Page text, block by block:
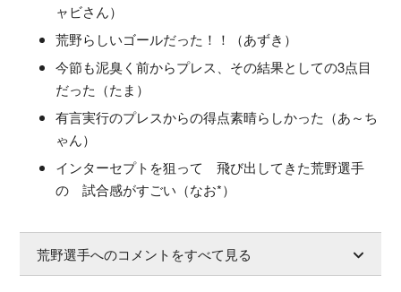
ャビさん）
荒野らしいゴールだった！！（あずき）
今節も泥臭く前からプレス、その結果としての3点目
だった（たま）
有言実行のプレスからの得点素晴らしかった（あ～ち
ゃん）
インターセプトを狙って 飛び出してきた荒野選手
の 試合感がすごい（なお*）
荒野選手へのコメントをすべて見る